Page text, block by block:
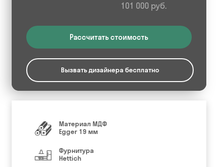
101 000 руб.
Рассчитать стоимость
Вызвать дизайнера бесплатно
Материал МДФ
Egger 19 мм
Фурнитура
Hettich